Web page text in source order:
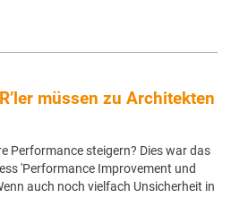
müssen zu Architekten
Performance steigern? Dies war das
'Performance Improvement und
auch noch vielfach Unsicherheit in